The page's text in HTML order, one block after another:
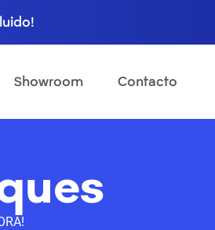
Showroom Contacto